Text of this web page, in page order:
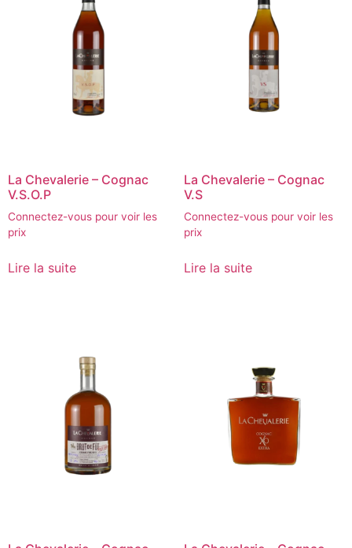
La Chevalerie – Cognac
V.S.O.P
Connectez-vous pour voir les
prix
Lire la suite
La Chevalerie – Cognac
V.S
Connectez-vous pour voir les
prix
Lire la suite